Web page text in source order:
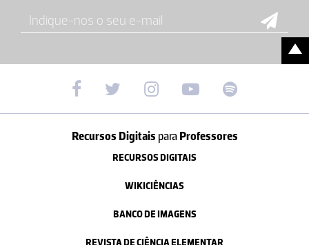
Recursos Digitais paraProfessores
RECURSOS DIGITAIS
WIKICIÊNCIAS
BANCO DE IMAGENS
REVISTA DE CIÊNCIA ELEMENTAR